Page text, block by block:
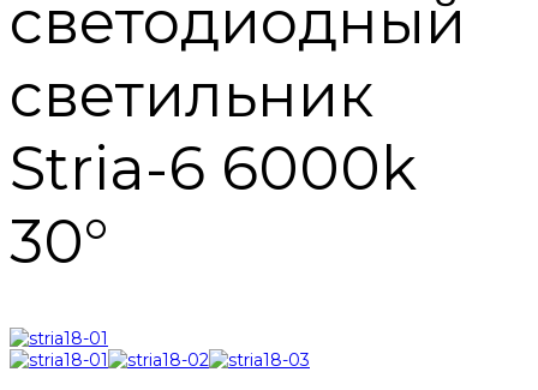
светодиодный
светильник
Stria-6 6000k
30°